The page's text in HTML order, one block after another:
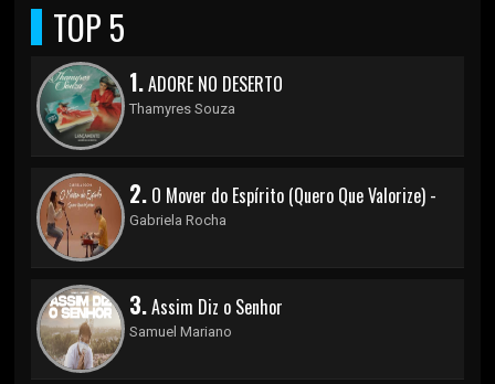
TOP 5
1.ADORE NO DESERTO
Thamyres Souza
2. O Mover do Espírito (Quero Que Valorize) -
Gabriela Rocha
3.Assim Diz o Senhor
Samuel Mariano